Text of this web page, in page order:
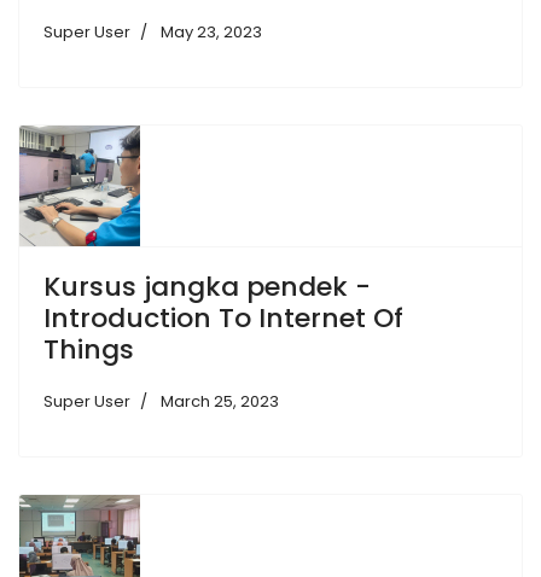
Super User May 23, 2023
Kursus jangka pendek -
Introduction To Internet Of
Things
Super User March 25, 2023